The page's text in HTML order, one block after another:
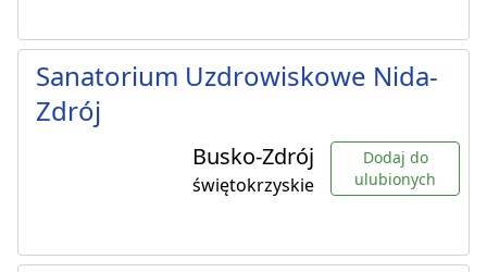
Sanatorium Uzdrowiskowe Nida-
Zdrój
Busko-Zdrój
świętokrzyskie
Dodaj do
ulubionych